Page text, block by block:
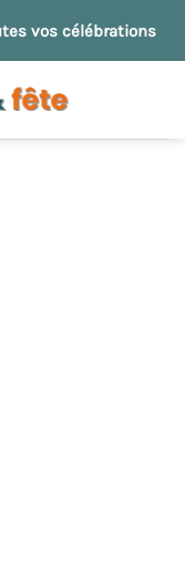
vos célébrations